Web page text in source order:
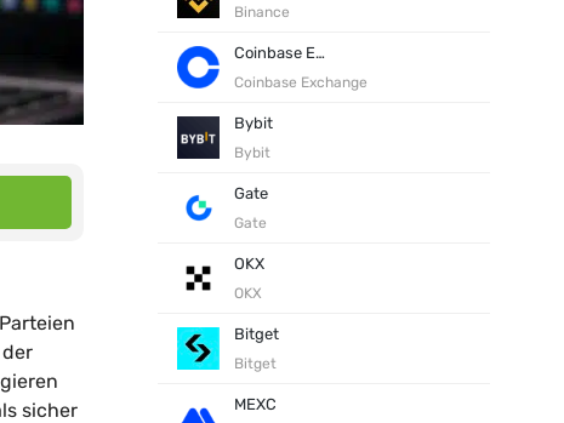
sicher
Binance
Coinbase Exchange
Coinbase Exchange
Bybit
Bybit
Gate
Gate
OKX
OKX
Bitget
Bitget
MEXC